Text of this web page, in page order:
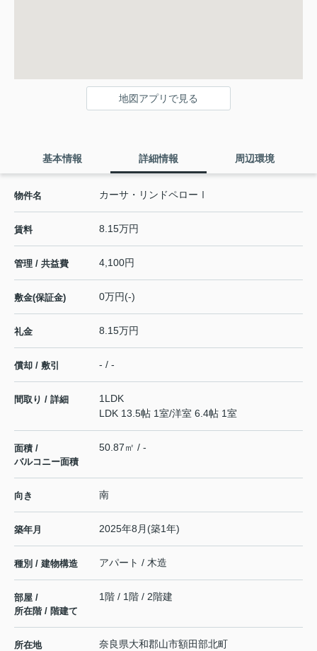
地図アプリで見る
基本情報 詳細情報 周辺環境
物件名 カーサ・リンドペローⅠ
賃料 8.15万円
管理 / 共益費 4,100円
敷金(保証金) 0万円(-)
礼金 8.15万円
償却 / 敷引 - / -
間取り / 詳細
1LDK
LDK 13.5帖 1室/洋室 6.4帖 1室
面積 /
バルコニー面積
50.87㎡ / -
向き 南
築年月 2025年8月(築1年)
種別 / 建物構造 アパート / 木造
部屋 /
所在階 / 階建て
1階 / 1階 / 2階建
所在地 奈良県大和郡山市額田部北町